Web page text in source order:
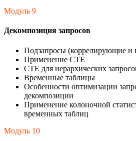
Модуль 9
Декомпозиция запросов
Подзапросы (коррелирующие и
Применение CTE
CTE для иерархических
Временные таблицы
Особенности оптимизации
декомпозиции
Применение колоночной
временных таблиц
Модуль 10